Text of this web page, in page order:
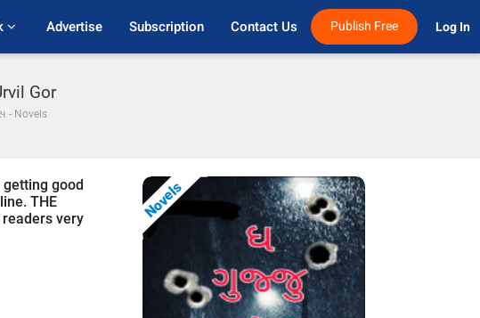
Advertise Subscription Contact Us Publish Free Log In
Gor
Novels
getting good
THE
readers very
Novels